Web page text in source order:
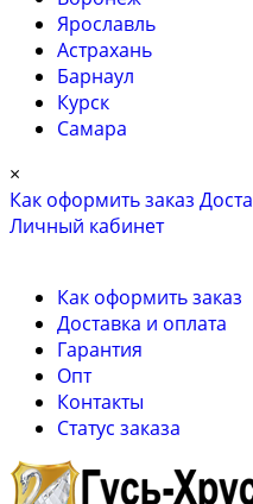
Ярославль
Астрахань
Барнаул
Курск
Самара
×
Как оформить заказ
Личный кабинет
Как оформить заказ
Доставка и оплата
Гарантия
Опт
Контакты
Cтатус заказа